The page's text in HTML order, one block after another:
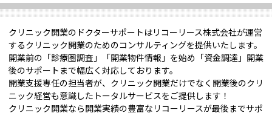
クリニック開業のドクターサポートはリコーリース株式会社が運営
するクリニック開業のためのコンサルティングを提供いたします。
開業前の「診療圏調査」「開業物件情報」を始め「資金調達」開業
後のサポートまで幅広く対応しております。
開業支援専任の担当者が、クリニック開業だけでなく開業後のクリ
ニック経営も意識したトータルサービスをご提供します！
クリニック開業なら開業実績の豊富なリコーリースが最後までサポ